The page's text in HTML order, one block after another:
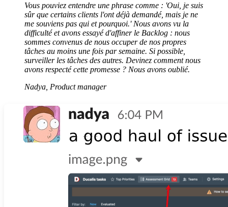
Vous pouviez entendre une phrase comme : 'Oui, je suis
sûr que certains clients l'ont déjà demandé, mais je ne
me souviens pas qui et pourquoi.' Nous avons vu la
difficulté et avons essayé d'affiner le Backlog : nous
sommes convenus de nous occuper de nos propres
tâches au moins une fois par semaine. Si possible,
surveiller les tâches des autres. Devinez comment nous
avons respecté cette promesse ? Nous avons oublié.
Nadya, Product manager